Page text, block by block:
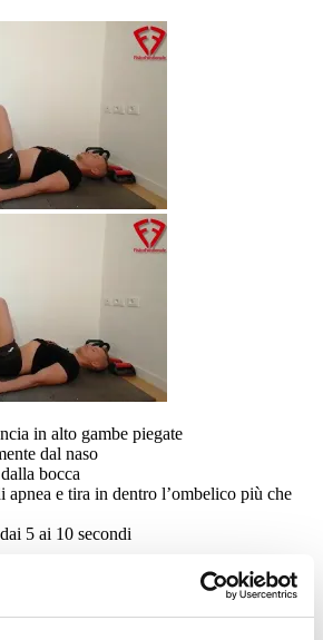
in alto gambe piegate
dal naso
bocca
apnea e tira in dentro l’ombelico più che
5 ai 10 secondi